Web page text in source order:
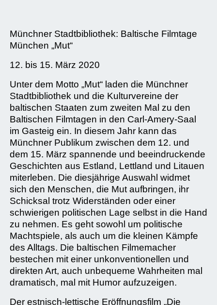
Münchner Stadtbibliothek: Baltische Filmtage
München „Mut“
12. bis 15. März 2020
Unter dem Motto „Mut“ laden die Münchner
Stadtbibliothek und die Kulturvereine der
baltischen Staaten zum zweiten Mal zu den
Baltischen Filmtagen in den Carl-Amery-Saal
im Gasteig ein. In diesem Jahr kann das
Münchner Publikum zwischen dem 12. und
dem 15. März spannende und beeindruckende
Geschichten aus Estland, Lettland und Litauen
miterleben. Die diesjährige Auswahl widmet
sich den Menschen, die Mut aufbringen, ihr
Schicksal trotz Widerständen oder einer
schwierigen politischen Lage selbst in die Hand
zu nehmen. Es geht sowohl um politische
Machtspiele, als auch um die kleinen Kämpfe
des Alltags. Die baltischen Filmemacher
bestechen mit einer unkonventionellen und
direkten Art, auch unbequeme Wahrheiten mal
dramatisch, mal mit Humor aufzuzeigen.
Der estnisch-lettische Eröffnungsfilm „Die